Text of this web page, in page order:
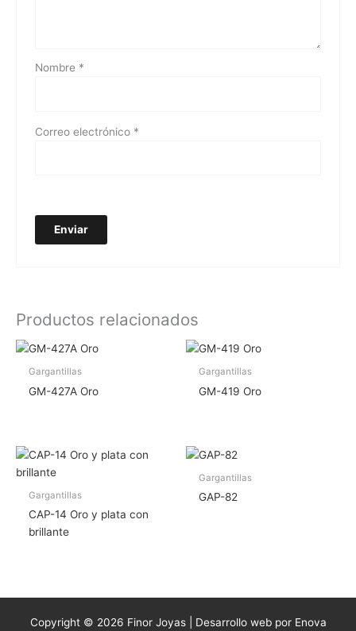
Nombre *
Correo electrónico *
Productos relacionados
Gargantillas
GM-427A Oro
Gargantillas
GM-419 Oro
Gargantillas
CAP-14 Oro y plata con
brillante
Gargantillas
GAP-82
Copyright © 2026 Finor Joyas | Desarrollo web por Enova